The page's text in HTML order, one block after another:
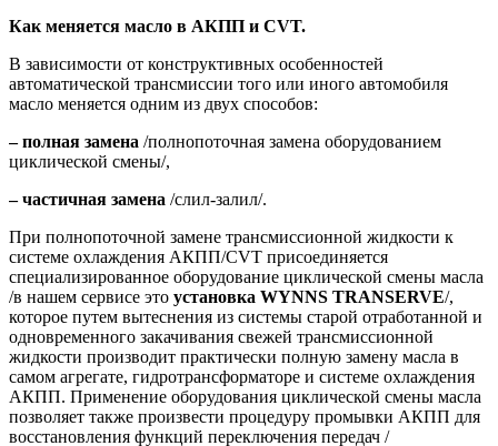
Как меняется масло в АКПП и CVT.
В зависимости от конструктивных особенностей
автоматической трансмиссии того или иного автомобиля
масло меняется одним из двух способов:
– полная замена /полнопоточная замена оборудованием
циклической смены/,
– частичная замена /слил-залил/.
При полнопоточной замене трансмиссионной жидкости к
системе охлаждения АКПП/CVT присоединяется
специализированное оборудование циклической смены масла
/в нашем сервисе это установка WYNNS TRANSERVE/,
которое путем вытеснения из системы старой отработанной и
одновременного закачивания свежей трансмиссионной
жидкости производит практически полную замену масла в
самом агрегате, гидротрансформаторе и системе охлаждения
АКПП. Применение оборудования циклической смены масла
позволяет также произвести процедуру промывки АКПП для
восстановления функций переключения передач /